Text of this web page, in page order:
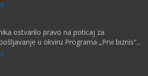
ostvarilo pravo na poticaj za
u okviru Programa „Prvi biznis“...